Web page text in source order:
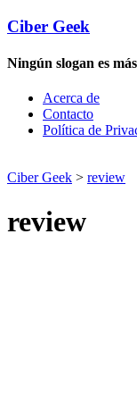
Ciber Geek
Ningún slogan es
Acerca de
Contacto
Política de
Ciber Geek > review
review